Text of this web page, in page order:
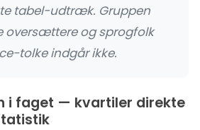
tabel-udtræk. Gruppen
oversættere og sprogfolk
tolke indgår ikke.
i faget — kvartiler direkte